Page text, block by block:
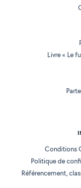
Livre « Le
Conditions
Politique de
Référencement,